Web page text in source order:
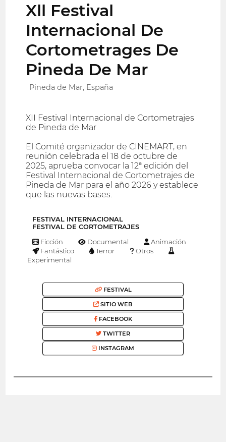
Xll Festival
Internacional De
Cortometrages De
Pineda De Mar
Pineda de Mar, España
XII Festival Internacional de Cortometrajes
de Pineda de Mar
El Comité organizador de CINEMART, en
reunión celebrada el 18 de octubre de
2025, aprueba convocar la 12ª edición del
Festival Internacional de Cortometrajes de
Pineda de Mar para el año 2026 y establece
que las nuevas bases.
FESTIVAL INTERNACIONAL
FESTIVAL DE CORTOMETRAJES
Ficción Documental
Animación
Fantástico
Terror
Otros
Experimental
FESTIVAL
SITIO WEB
FACEBOOK
TWITTER
INSTAGRAM